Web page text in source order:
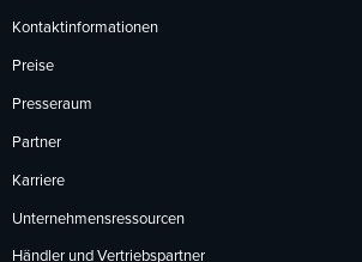
Kontaktinformationen
Preise
Presseraum
Partner
Karriere
Unternehmensressourcen
Händler und Vertriebspartner